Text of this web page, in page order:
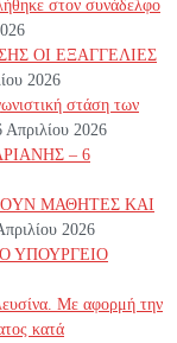
στον συνάδελφο
ΟΙ ΕΞΑΓΓΕΛΙΕΣ
2026
στάση των
Απριλίου 2026
– 6
ΜΑΘΗΤΕΣ ΚΑΙ
2026
ΥΠΟΥΡΓΕΙΟ
Με αφορμή την
κατά